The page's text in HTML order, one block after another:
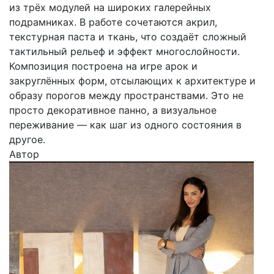
из трёх модулей на широких галерейных
подрамниках. В работе сочетаются акрил,
текстурная паста и ткань, что создаёт сложный
тактильный рельеф и эффект многослойности.
Композиция построена на игре арок и
закруглённых форм, отсылающих к архитектуре и
образу порогов между пространствами. Это не
просто декоративное панно, а визуальное
переживание — как шаг из одного состояния в
другое.
Автор